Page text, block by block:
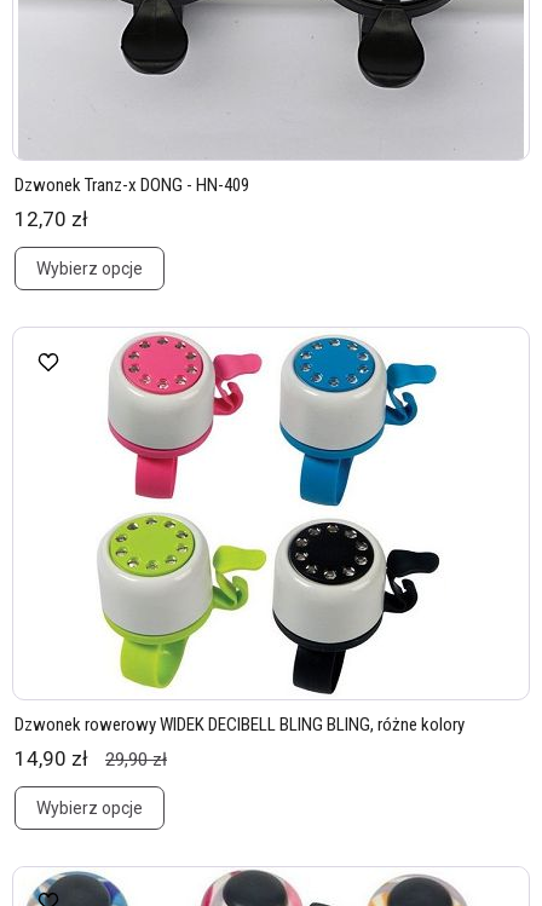
Dzwonek Tranz-x DONG - HN-409
12,70 zł
Wybierz opcje
Dzwonek rowerowy WIDEK DECIBELL BLING BLING, różne kolory
14,90 zł 29,90 zł
Wybierz opcje